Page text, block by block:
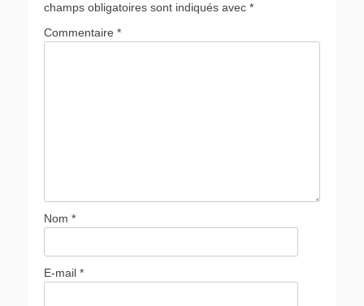
champs obligatoires sont indiqués avec *
Commentaire *
Nom *
E-mail *